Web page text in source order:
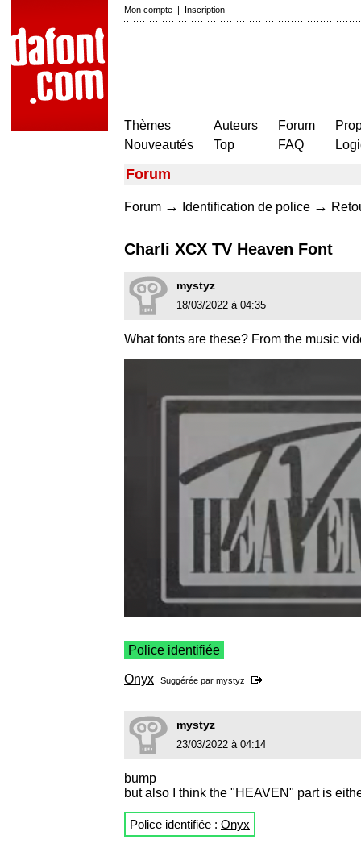
Mon compte | Inscription
Thèmes
Nouveautés
Auteurs
Top
Forum
FAQ
Forum
Forum → Identification de police →
Charli XCX TV Heaven Font
mystyz
18/03/2022 à 04:35
What fonts are these? From the music
Police identifiée
Onyx Suggérée par mystyz
mystyz
23/03/2022 à 04:14
bump
but also I think the "HEAVEN" part is
Police identifiée : Onyx